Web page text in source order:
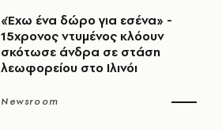
«Έχω ένα δώρο για εσένα» -
15χρονος ντυμένος κλόουν
σκότωσε άνδρα σε στάση
λεωφορείου στο Ιλινόι
Newsroom